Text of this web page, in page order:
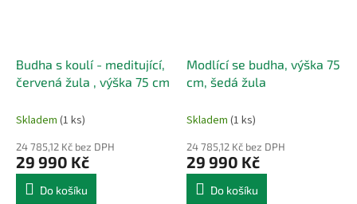
Budha s koulí - meditující,
červená žula , výška 75 cm
Skladem (1 ks)
24 785,12 Kč bez DPH
29 990 Kč
Do košíku
Modlící se budha, výška 75
cm, šedá žula
Skladem (1 ks)
24 785,12 Kč bez DPH
29 990 Kč
Do košíku